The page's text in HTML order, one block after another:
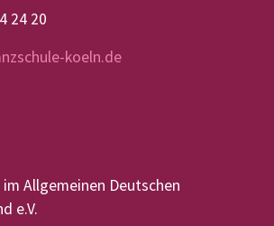
24 20
koeln.de
Allgemeinen Deutschen
e.V.